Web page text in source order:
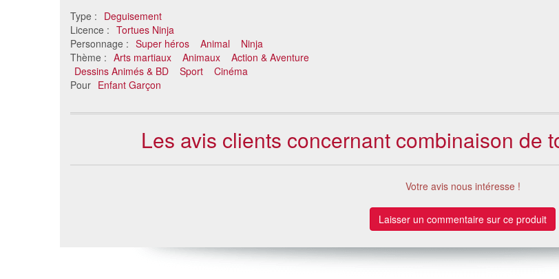
Type : Deguisement
Licence : Tortues Ninja
Personnage : Super héros Animal
Ninja
Thème : Arts martiaux Animaux
Action & Aventure
Dessins Animés & BD
Sport
Cinéma
Pour Enfant Garçon
Les avis clients concernant combinaison de
Votre avis nous intéresse !
Laisser un commentaire sur ce produit